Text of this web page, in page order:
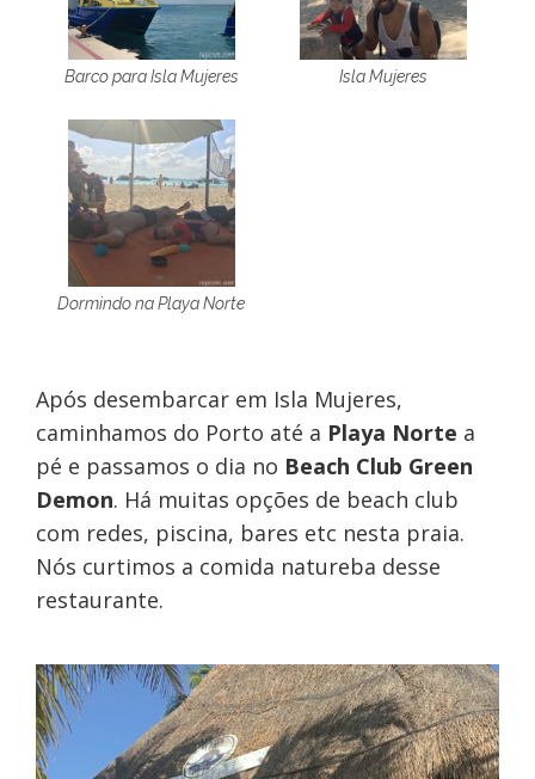
Barco para Isla Mujeres Isla Mujeres
Dormindo na Playa Norte
Após desembarcar em Isla Mujeres,
caminhamos do Porto até a Playa Norte a
pé e passamos o dia no Beach Club Green
Demon. Há muitas opções de beach club
com redes, piscina, bares etc nesta praia.
Nós curtimos a comida natureba desse
restaurante.